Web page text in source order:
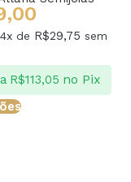
de R$29,75 sem
R$113,05 no Pix